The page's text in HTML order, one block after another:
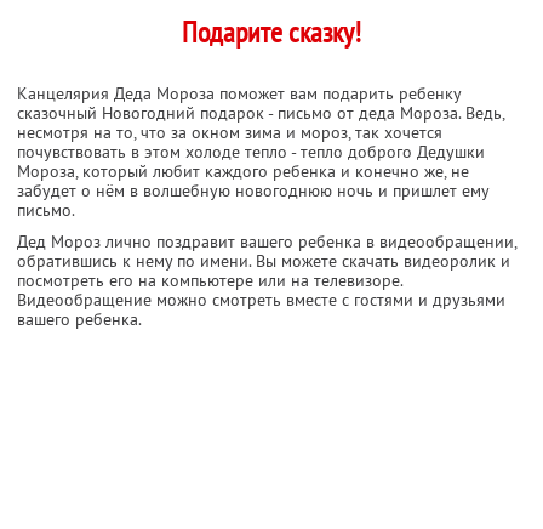
Подарите сказку!
Канцелярия Деда Мороза поможет вам подарить ребенку
сказочный Новогодний подарок - письмо от деда Мороза. Ведь,
несмотря на то, что за окном зима и мороз, так хочется
почувствовать в этом холоде тепло - тепло доброго Дедушки
Мороза, который любит каждого ребенка и конечно же, не
забудет о нём в волшебную новогоднюю ночь и пришлет ему
письмо.
Дед Мороз лично поздравит вашего ребенка в видеообращении,
обратившись к нему по имени. Вы можете скачать видеоролик и
посмотреть его на компьютере или на телевизоре.
Видеообращение можно смотреть вместе с гостями и друзьями
вашего ребенка.